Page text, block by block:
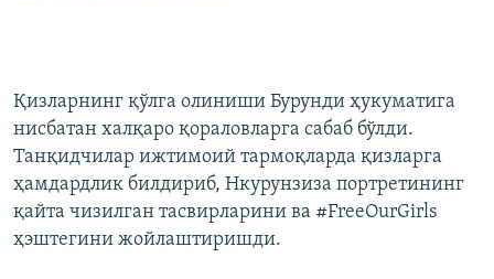
Қизларнинг қўлга олиниши Бурунди ҳукуматига
нисбатан халқаро қораловларга сабаб бўлди.
Танқидчилар ижтимоий тармоқларда қизларга
ҳамдардлик билдириб, Нкурунзиза портретининг
қайта чизилган тасвирларини ва #FreeOurGirls
ҳэштегини жойлаштиришди.